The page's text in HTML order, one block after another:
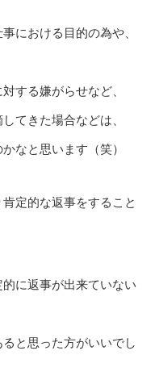
における目的の為や、
する嫌がらせなど、
てきた場合などは、
なと思います（笑）
定的な返事をすること
に返事が出来ていない
と思った方がいいでし